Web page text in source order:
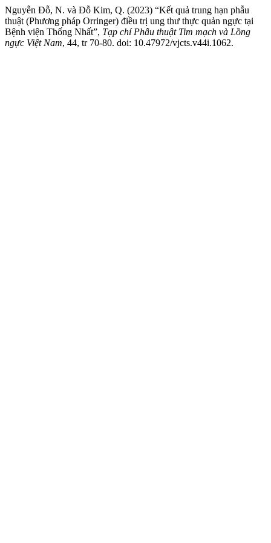
Nguyễn Đỗ, N. và Đỗ Kim, Q. (2023) “Kết quả trung hạn phẫu
thuật (Phương pháp Orringer) điều trị ung thư thực quản ngực tại
Bệnh viện Thống Nhất”, Tạp chí Phẫu thuật Tim mạch và Lồng
ngực Việt Nam, 44, tr 70-80. doi: 10.47972/vjcts.v44i.1062.